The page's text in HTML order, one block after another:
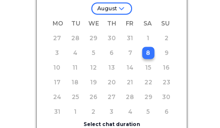
August
MO TU WE TH FR SA
SU
27
28 29 30 31 1
2
3
4 5 6 7 8
9
10
11 12 13 14 15
16
17
18 19 20 21 22
23
24
25 26 27 28 29
30
31
1 2 3 4 5 6
Select chat duration